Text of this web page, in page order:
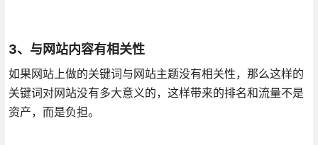
3、与网站内容有相关性
如果网站上做的关键词与网站主题没有相关性，那么这样的
关键词对网站没有多大意义的，这样带来的排名和流量不是
资产，而是负担。